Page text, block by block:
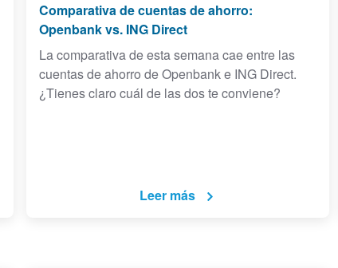
Comparativa de cuentas de ahorro:
Openbank vs. ING Direct
La comparativa de esta semana cae entre las
cuentas de ahorro de Openbank e ING Direct.
¿Tienes claro cuál de las dos te conviene?
Leer más